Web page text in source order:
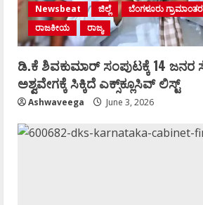
Newsbeat ಜಿಲ್ಲೆ ಬೆಂಗಳೂರು ಗ್ರಾಮಾಂತರ
ರಾಜಕೀಯ
ರಾಜ್ಯ
ಡಿ.ಕೆ ಶಿವಕುಮಾರ್‌ ಸಂಪುಟಕ್ಕೆ 14 ಜನರ
ಅಶ್ವವೇಗಕ್ಕೆ ಸಿಕ್ಕಿದೆ ಎಕ್ಸ್‌ಕ್ಲೂಸಿವ್‌ ಲಿಸ್ಟ್‌
Ashwaveega June 3, 2026